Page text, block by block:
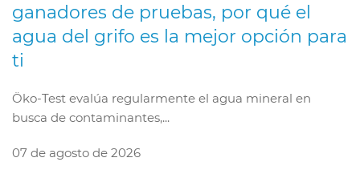
ganadores de pruebas, por qué el
agua del grifo es la mejor opción para
ti
Öko-Test evalúa regularmente el agua mineral en
busca de contaminantes,...
07 de agosto de 2026